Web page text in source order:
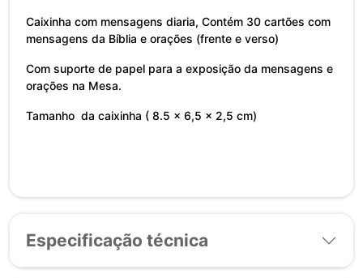
Caixinha com mensagens diaria, Contém 30 cartões com
mensagens da Bíblia e orações (frente e verso)
Com suporte de papel para a exposição da mensagens e
orações na Mesa.
Tamanho da caixinha ( 8.5 × 6,5 × 2,5 cm)
Especificação técnica